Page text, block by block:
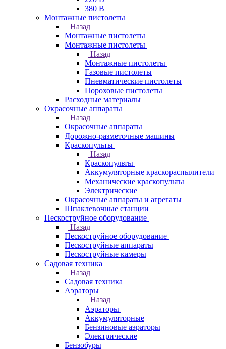
380 В
Монтажные пистолеты
Назад
Монтажные пистолеты
Монтажные пистолеты
Назад
Монтажные пистолеты
Газовые пистолеты
Пневматические пистолеты
Пороховые пистолеты
Расходные материалы
Окрасочные аппараты
Назад
Окрасочные аппараты
Дорожно-разметочные машины
Краскопульты
Назад
Краскопульты
Аккумуляторные краскораспылители
Механические краскопульты
Электрические
Окрасочные аппараты и агрегаты
Шпаклевочные станции
Пескоструйное оборудование
Назад
Пескоструйное оборудование
Пескоструйные аппараты
Пескоструйные камеры
Садовая техника
Назад
Садовая техника
Аэраторы
Назад
Аэраторы
Аккумуляторные
Бензиновые аэраторы
Электрические
Бензобуры